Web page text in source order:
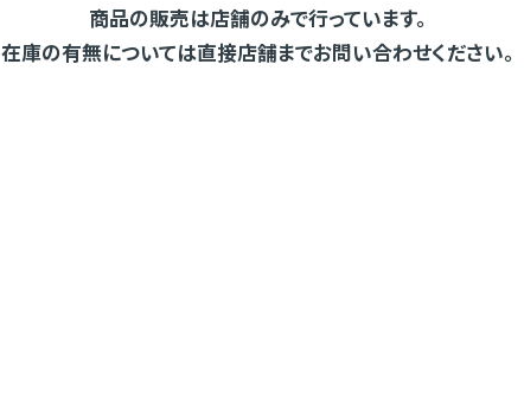
商品の販売は店舗のみで行っています。
在庫の有無については直接店舗までお問い合わせください。